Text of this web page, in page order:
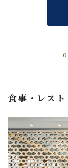
食事・レスト